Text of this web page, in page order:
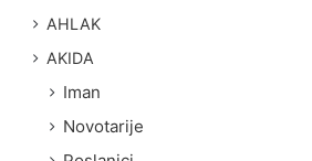
AHLAK
AKIDA
Iman
Novotarije